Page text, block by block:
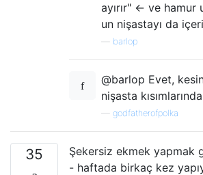
ayırır" <- ve hamur
un nişastayı da
barlop
@barlop Evet,
nişasta
godfatherofpolka
35
Şekersiz ekmek yapmak
- haftada birkaç kez